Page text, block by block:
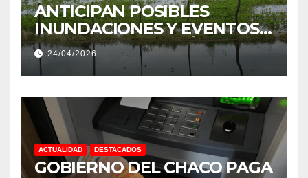
ANTICIPAN POSIBLES
INUNDACIONES Y EVENTOS
EXTREMOS: “PODRÍA SER UN
NIÑO MUY IMPORTANTE”
24/04/2026
ACTUALIDAD DESTACADOS
GOBIERNO DEL CHACO PAGA